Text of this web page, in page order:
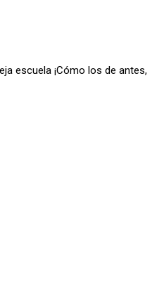
escuela ¡Cómo los de antes,